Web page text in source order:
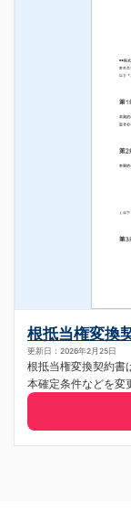
根抵当権変換
更新日：2026年2月25日
根抵当権変換契約書
本確定条件などを変